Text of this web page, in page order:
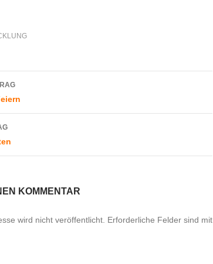
KOMMENTAR
wird nicht veröffentlicht. Erforderliche Felder sind mit